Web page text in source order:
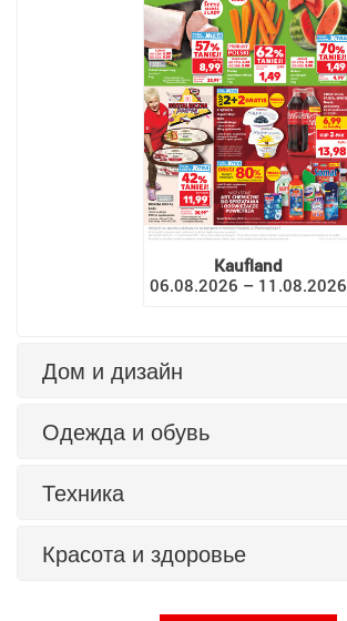
Kaufland
06.08.2026 – 11.08.2026
Дом и дизайн
Одежда и обувь
Техника
Красота и здоровье